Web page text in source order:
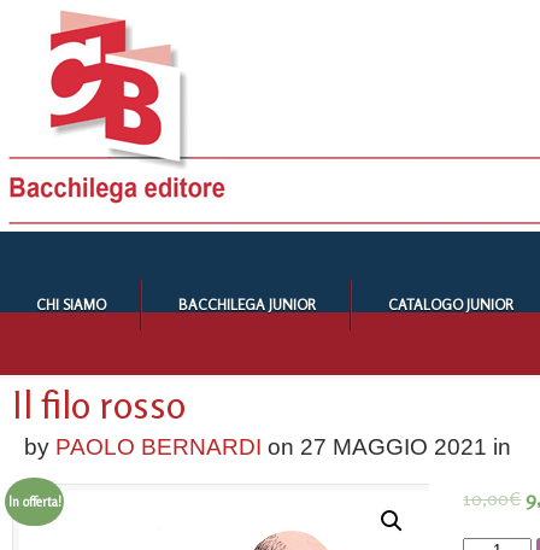
CHI SIAMO BACCHILEGA JUNIOR CATALOGO JUNIOR
Il filo rosso
by PAOLO BERNARDI on 27 MAGGIO 2021 in
In offerta! 10,00€